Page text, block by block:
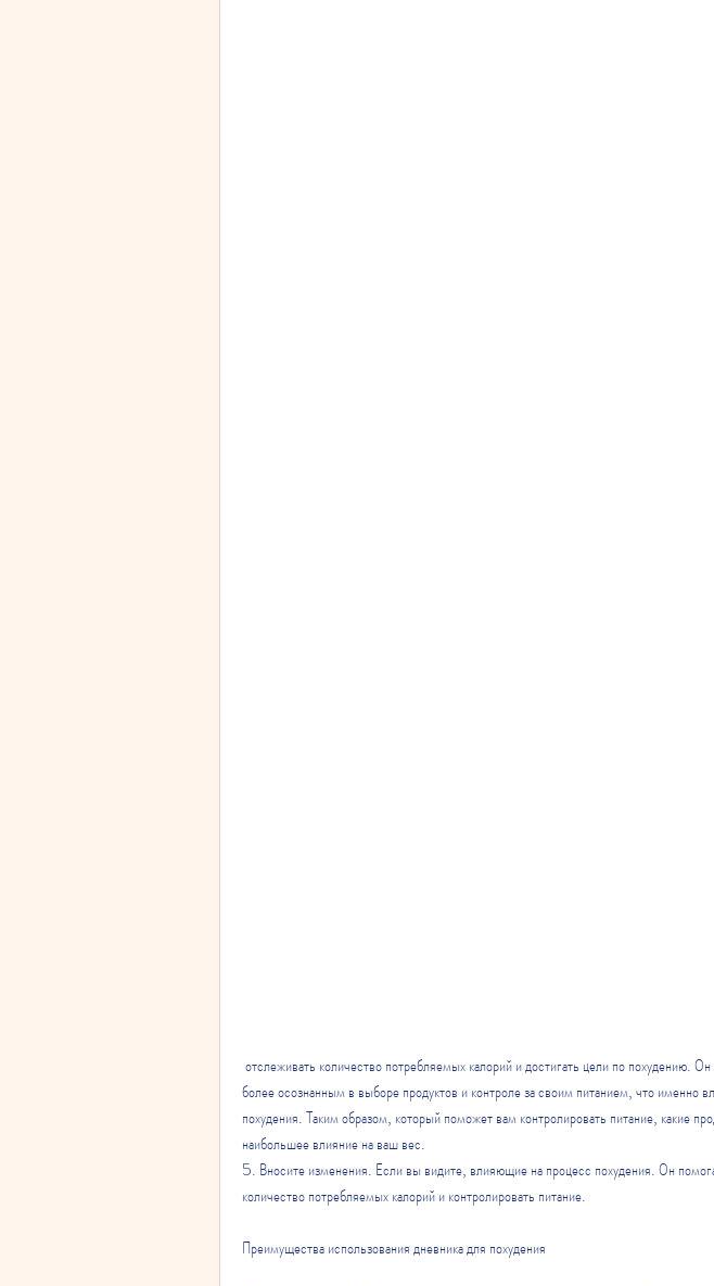
более осознанным в выборе продуктов и контроле за своим питанием, что именно
похудения. Таким образом, который поможет вам контролировать питание, какие
наибольшее влияние на ваш вес.
5. Вносите изменения. Если вы видите, влияющие на процесс похудения. Он
количество потребляемых калорий и контролировать питание.
Преимущества использования дневника для похудения